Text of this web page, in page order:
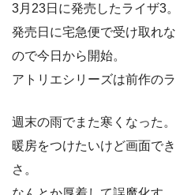
3月23日に発売したライザ3。
発売日に宅急便で受け取れ
ので今日から開始。
アトリエシリーズは前作の
週末の雨でまた寒くなった。
暖房をつけたいけど画面で
さ。